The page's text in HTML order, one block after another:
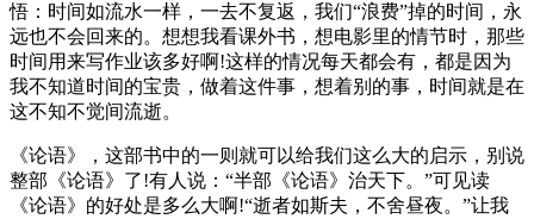
悟：时间如流水一样，一去不复返，我们“浪费”掉的时间，永
远也不会回来的。想想我看课外书，想电影里的情节时，那些
时间用来写作业该多好啊!这样的情况每天都会有，都是因为
我不知道时间的宝贵，做着这件事，想着别的事，时间就是在
这不知不觉间流逝。
《论语》，这部书中的一则就可以给我们这么大的启示，别说
整部《论语》了!有人说：“半部《论语》治天下。”可见读
《论语》的好处是多么大啊!“逝者如斯夫，不舍昼夜。”让我